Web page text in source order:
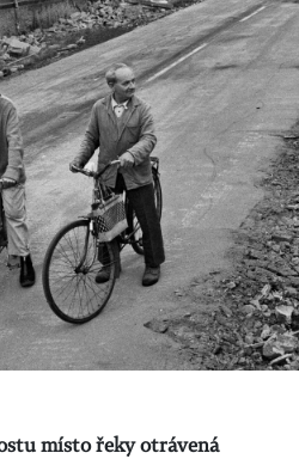
místo řeky otrávená